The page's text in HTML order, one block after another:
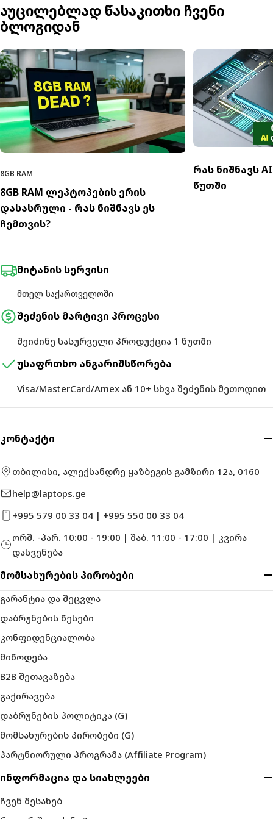
აუცილებლად წასაკითხი ჩვენი
ბლოგიდან
8GB RAM
8GB RAM ლეპტოპების ერის
დასასრული - რას ნიშნავს ეს
ჩემთვის?
რას ნიშნავს
წუთში
მიტანის სერვისი
მთელ საქართველოში
შეძენის მარტივი პროცესი
შეიძინე სასურველი პროდუქცია 1 წუთში
უსაფრთხო ანგარიშსწორება
Visa/MasterCard/Amex ან 10+ სხვა შეძენის მეთოდით
კონტაქტი
თბილისი, ალექსანდრე ყაზბეგის გამზირი 12ა, 0160
help@laptops.ge
+995 579 00 33 04 | +995 550 00 33 04
ორშ. -პარ. 10:00 - 19:00 | შაბ. 11:00 - 17:00 | კვირა
დასვენება
მომსახურების პირობები
გარანტია და შეცვლა
დაბრუნების წესები
კონფიდენციალობა
მიწოდება
B2B შეთავაზება
გაქირავება
დაბრუნების პოლიტიკა (G)
მომსახურების პირობები (G)
პარტნიორული პროგრამა (Affiliate Program)
ინფორმაცია და სიახლეები
ჩვენ შესახებ